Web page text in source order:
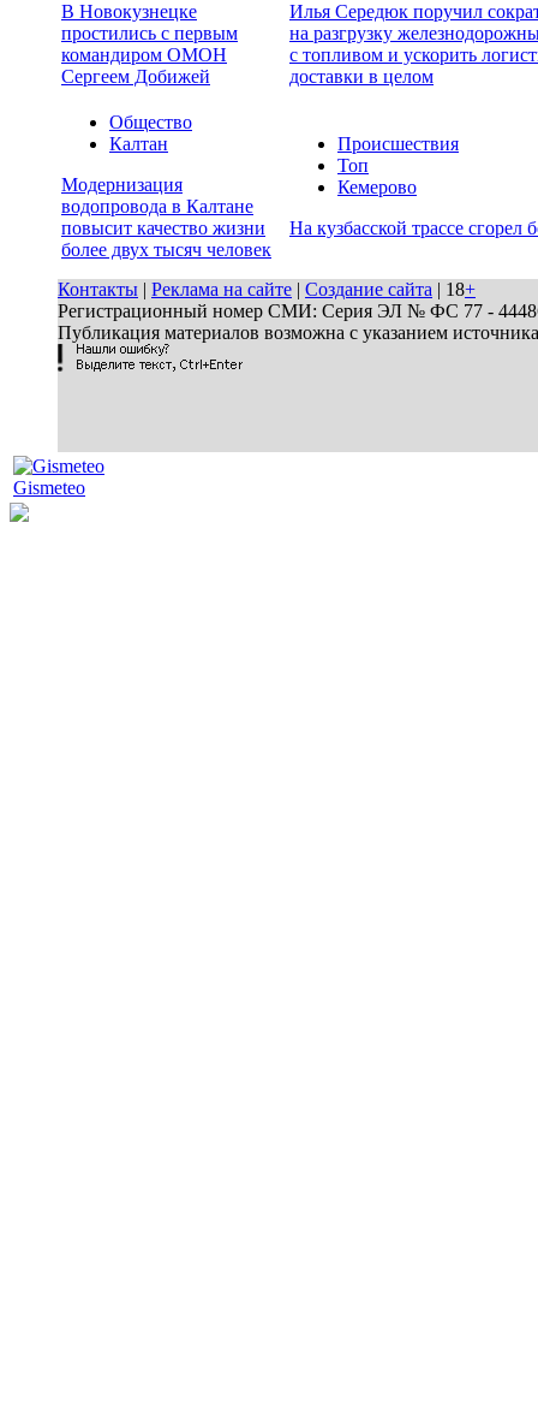
В Новокузнецке
простились с первым
командиром ОМОН
Сергеем Добижей
Илья Середюк поручил
на разгрузку
с топливом и ускорить
доставки в целом
Общество
Калтан
Модернизация
водопровода в Калтане
повысит качество жизни
более двух тысяч человек
Происшествия
Топ
Кемерово
На кузбасской трассе сгорел
Контакты | Реклама на сайте | Создание сайта | 18+
Регистрационный номер СМИ: Серия ЭЛ № ФС 77 - 44486
Публикация материалов возможна с указанием
Gismeteo